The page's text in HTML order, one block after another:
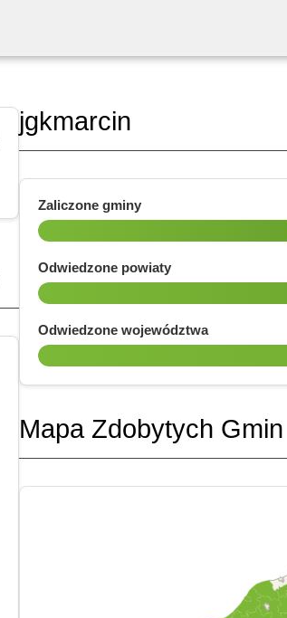
jgkmarcin
Zaliczone gminy
Odwiedzone powiaty
Odwiedzone województwa
Mapa Zdobytych Gmin